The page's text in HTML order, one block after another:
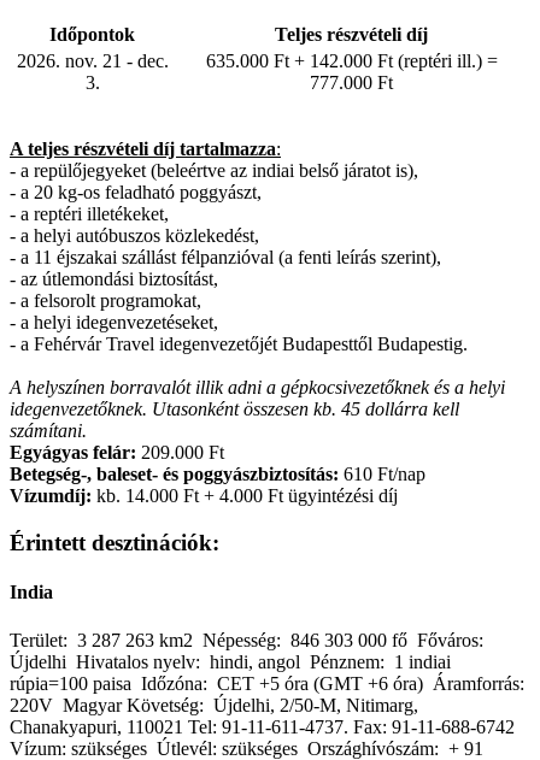
Időpontok
Teljes részvételi díj
2026. nov. 21 - dec.
3.
635.000 Ft + 142.000 Ft (reptéri ill.) =
777.000 Ft
A teljes részvételi díj tartalmazza:
- a repülőjegyeket (beleértve az indiai belső járatot is),
- a 20 kg-os feladható poggyászt,
- a reptéri illetékeket,
- a helyi autóbuszos közlekedést,
- a 11 éjszakai szállást félpanzióval (a fenti leírás szerint),
- az útlemondási biztosítást,
- a felsorolt programokat,
- a helyi idegenvezetéseket,
- a Fehérvár Travel idegenvezetőjét Budapesttől Budapestig.
A helyszínen borravalót illik adni a gépkocsivezetőknek és a helyi
idegenvezetőknek. Utasonként összesen kb. 45 dollárra kell
számítani.
Egyágyas felár: 209.000 Ft
Betegség-, baleset- és poggyászbiztosítás: 610 Ft/nap
Vízumdíj: kb. 14.000 Ft + 4.000 Ft ügyintézési díj
Érintett desztinációk:
India
Terület: 3 287 263 km2 Népesség: 846 303 000 fő Főváros:
Újdelhi Hivatalos nyelv: hindi, angol Pénznem: 1 indiai
rúpia=100 paisa Időzóna: CET +5 óra (GMT +6 óra) Áramforrás:
220V Magyar Követség: Újdelhi, 2/50-M, Nitimarg,
Chanakyapuri, 110021 Tel: 91-11-611-4737. Fax: 91-11-688-6742
Vízum: szükséges Útlevél: szükséges Országhívószám: + 91